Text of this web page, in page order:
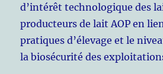
d’intérêt technologique des
producteurs de lait AOP en
pratiques d’élevage et le
la biosécurité des